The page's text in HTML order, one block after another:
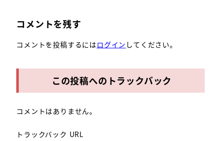
コメントを残す
コメントを投稿するにはログイン してください。
この投稿へのトラックバック
コメントはありません。
トラックバック URL